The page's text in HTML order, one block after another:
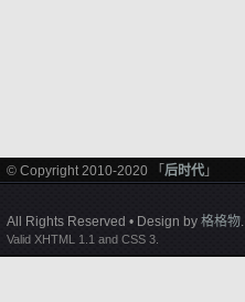
© Copyright 2010-2020 「 后时代 」
All Rights Reserved • Design by 格格物.
Valid XHTML 1.1 and CSS 3.